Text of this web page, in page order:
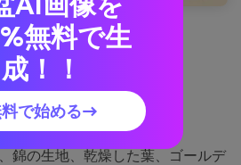
#C15B2A #D2A53C
分
招待状
錦の生地、乾燥した葉、ゴールデ
無料で生
成！！
で始める→